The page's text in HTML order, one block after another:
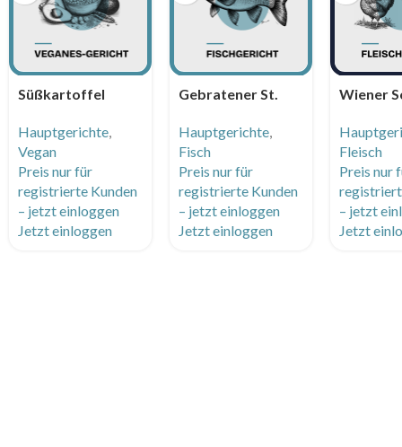
Süßkartoffel
und Jasminreis
Hauptgerichte,
Vegan
Preis nur für
registrierte Kunden
– jetzt einloggen
Jetzt einloggen
Gebratener St.
Gemüse Perlen
Couscous und
Zitronen Butter
Sauce
Hauptgerichte,
Fisch
Preis nur für
registrierte Kunden
– jetzt einloggen
Jetzt einloggen
Wiener
Fleisch
Preis nur
– jetzt
Jetzt